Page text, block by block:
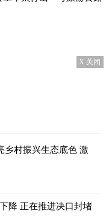
X 关闭
乡村振兴生态底色 激
降 正在推进决口封堵